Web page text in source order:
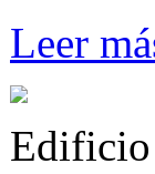
Leer
Edificio